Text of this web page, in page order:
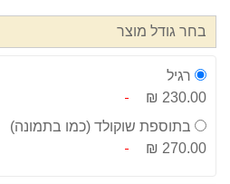
בחר גודל מוצר
רגיל
230.00 ₪
בתוספת שוקולד (כמו בתמונה)
270.00 ₪